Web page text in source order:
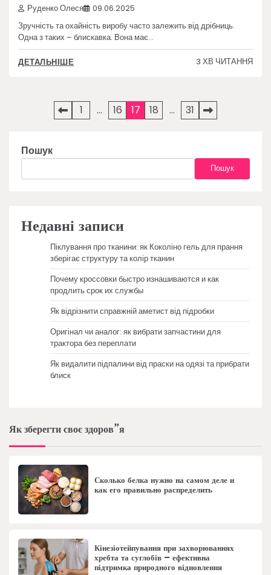
Руденко Олеся 09.06.2025
Зручність та охайність виробу часто залежить від дрібниць.
Одна з таких – блискавка. Вона має…
ДЕТАЛЬНІШЕ 3 ХВ ЧИТАННЯ
Пагінація
1 … 16 17 18 … 31
Пошук
Пошук
Недавні записи
Піклування про тканини: як Коколіно гель для прання
зберігає структуру та колір тканин
Почему кроссовки быстро изнашиваются и как
продлить срок их службы
Як відрізнити справжній аметист від підробки
Оригінал чи аналог: як вибрати запчастини для
трактора без переплати
Як видалити підпалини від праски на одязі та прибрати
блиск
Як зберегти своє здоров”я
Сколько белка нужно на самом деле и
как его правильно распределить
Кінезіотейпування при захворюваннях
хребта та суглобів – ефективна
підтримка природного відновлення